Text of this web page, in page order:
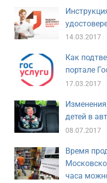
14.03.2017
Как
портале
17.03.2017
детей в
08.07.2017
Время
часа